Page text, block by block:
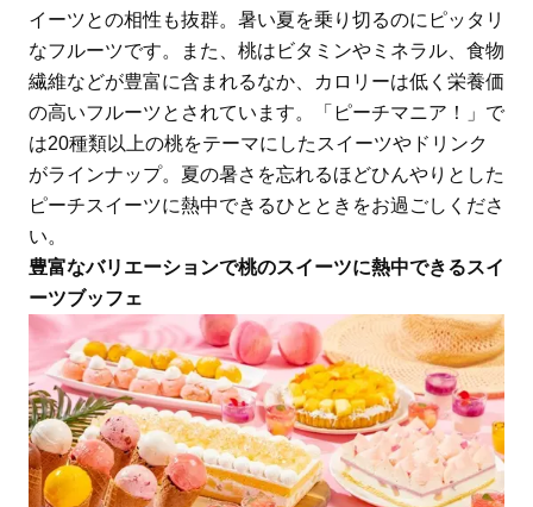
イーツとの相性も抜群。暑い夏を乗り切るのにピッタリ
なフルーツです。また、桃はビタミンやミネラル、食物
繊維などが豊富に含まれるなか、カロリーは低く栄養価
の高いフルーツとされています。「ピーチマニア！」で
は20種類以上の桃をテーマにしたスイーツやドリンク
がラインナップ。夏の暑さを忘れるほどひんやりとした
ピーチスイーツに熱中できるひとときをお過ごしくださ
い。
豊富なバリエーションで桃のスイーツに熱中できるスイ
ーツブッフェ